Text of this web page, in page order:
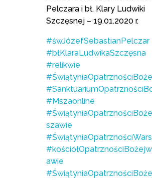
Pelczara i bł. Klary Ludwiki
Szczęsnej – 19.01.2020 r.
#śwJózefSebastianPelczar
#błKlaraLudwikaSzczęsna
#relikwie
#Mszaonline
szawie
awie